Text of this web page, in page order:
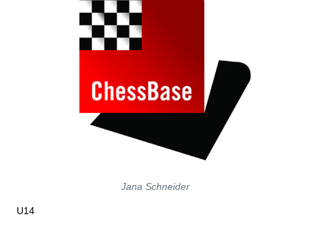
Jana Schneider
U14